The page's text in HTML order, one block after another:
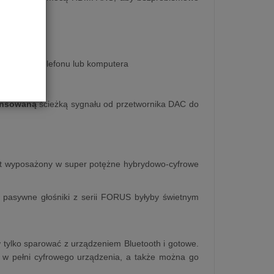
z telefonu lub komputera
ścieżką sygnału od przetwornika DAC do
w super potężne hybrydowo-cyfrowe
głośniki z serii FORUS byłyby świetnym
sparować z urządzeniem Bluetooth i gotowe.
pełni cyfrowego urządzenia, a także można go